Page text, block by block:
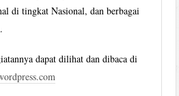
di tingkat Nasional, dan berbagai
dapat dilihat dan dibaca di